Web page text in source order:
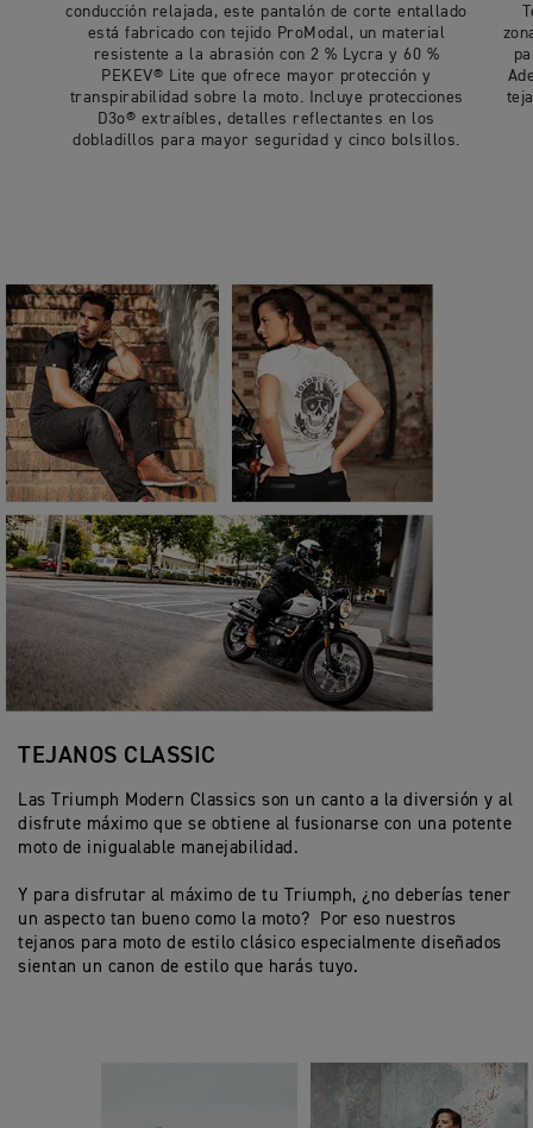
conducción relajada, este pantalón de corte entallado
está fabricado con tejido ProModal, un material
resistente a la abrasión con 2 % Lycra y 60 %
PEKEV® Lite que ofrece mayor protección y
transpirabilidad sobre la moto. Incluye protecciones
D3o® extraíbles, detalles reflectantes en los
dobladillos para mayor seguridad y cinco bolsillos.
TEJANOS CLASSIC
Las Triumph Modern Classics son un canto a la diversión y al
disfrute máximo que se obtiene al fusionarse con una potente
moto de inigualable manejabilidad.
Y para disfrutar al máximo de tu Triumph, ¿no deberías tener
un aspecto tan bueno como la moto? Por eso nuestros
tejanos para moto de estilo clásico especialmente diseñados
sientan un canon de estilo que harás tuyo.